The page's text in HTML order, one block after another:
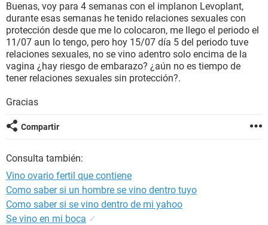
SEXUALIDAD
GLOSARIO
Buenas, voy para 4 semanas con el implanon Levoplant,
durante esas semanas he tenido relaciones sexuales con
protección desde que me lo colocaron, me llego el periodo el
11/07 aun lo tengo, pero hoy 15/07 día 5 del periodo tuve
relaciones sexuales, no se vino adentro solo encima de la
vagina ¿hay riesgo de embarazo? ¿aún no es tiempo de
tener relaciones sexuales sin protección?.
Gracias
Compartir
Consulta también:
Vino ovario fertil que contiene
Como saber si un hombre se vino dentro tuyo
Como saber si se vino dentro de mi yahoo
Se vino en mi boca ✓